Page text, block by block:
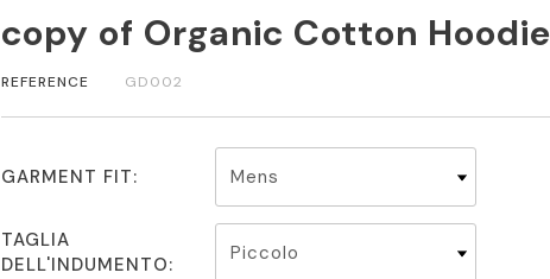
copy of Organic Cotton Hoodie
REFERENCE GD002
GARMENT FIT:
TAGLIA
DELL'INDUMENTO: